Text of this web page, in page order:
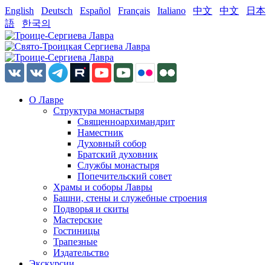
English Deutsch Español Français Italiano 中文 中文
日本
語
한국의
О Лавре
Структура монастыря
Священноархимандрит
Наместник
Духовный собор
Братский духовник
Службы монастыря
Попечительский совет
Храмы и соборы Лавры
Башни, стены и служебные строения
Подворья и скиты
Мастерские
Гостиницы
Трапезные
Издательство